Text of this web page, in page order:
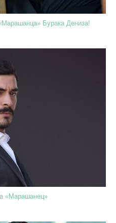
Бурака Дениза!
«Марашанец»